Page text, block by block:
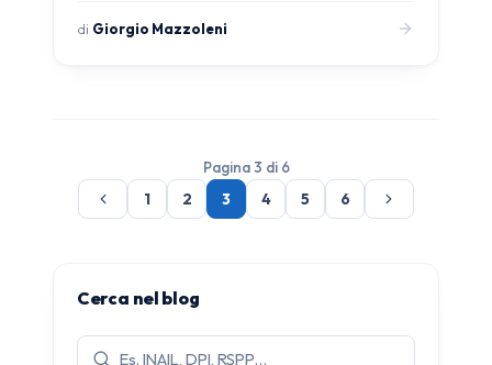
di Giorgio Mazzoleni
Pagina 3 di 6
1
2 3 4 5 6
Cerca nel blog
Cerca